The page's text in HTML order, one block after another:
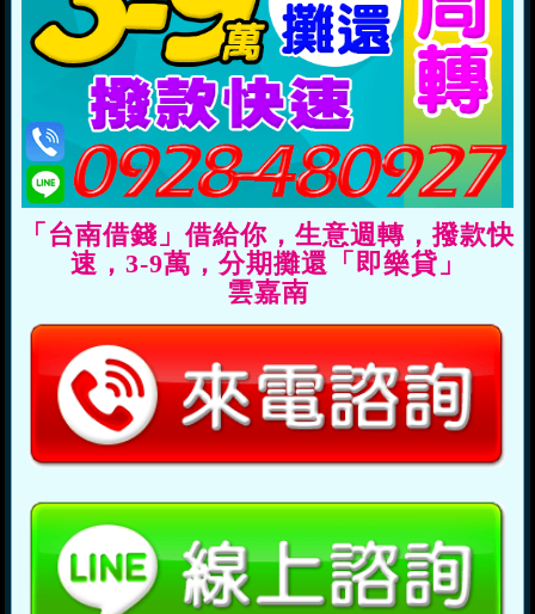
「台南借錢」借給你，生意週轉，撥款快
速，3-9萬，分期攤還「即樂貸」
雲嘉南